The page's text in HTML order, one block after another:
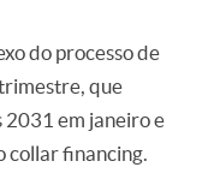
do processo de
que
2031 em janeiro e
collar financing.